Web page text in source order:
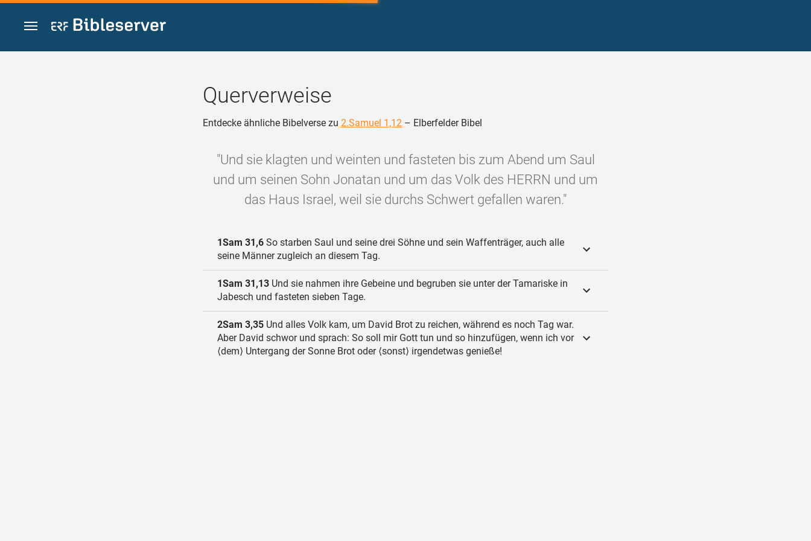
Zum Inhalt springen
Querverweise
Entdecke ähnliche Bibelverse zu 2.Samuel 1,12 – Elberfelder Bibel
"Und sie klagten und weinten und fasteten bis zum Abend um Saul
und um seinen Sohn Jonatan und um das Volk des HERRN und um
das Haus Israel, weil sie durchs Schwert gefallen waren."
1Sam 31,6 So starben Saul und seine drei Söhne und sein Waffenträger, auch alle
seine Männer zugleich an diesem Tag.
1Sam 31,13 Und sie nahmen ihre Gebeine und begruben sie unter der Tamariske in
Jabesch und fasteten sieben Tage.
2Sam 3,35 Und alles Volk kam, um David Brot zu reichen, während es noch Tag war.
Aber David schwor und sprach: So soll mir Gott tun und so hinzufügen, wenn ich vor
⟨dem⟩ Untergang der Sonne Brot oder ⟨sonst⟩ irgendetwas genieße!